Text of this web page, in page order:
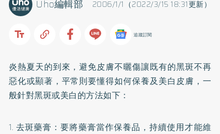
2006/1/1（2022/3/15 18:31更新）
Uho編輯部
追蹤訂閱
炎熱夏天的到來，避免皮膚不曬傷讓既有的黑斑不再
惡化或顯著，平常則要懂得如何保養及美白皮膚，一
般針對黑斑或美白的方法如下：
1. 去斑藥膏：要將藥膏當作保養品，持續使用才能維